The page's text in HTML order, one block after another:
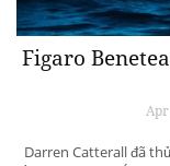
Figaro
Darren Catterall đã